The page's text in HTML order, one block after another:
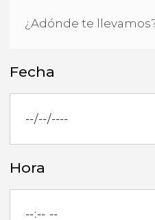
Fecha
Hora